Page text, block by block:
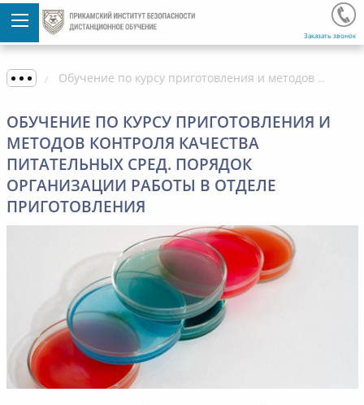
Заказать звонок
Обучение по курсу приготовления и методов контроля качества питательных сред. Порядок организации работы в отделе приготовления
ОБУЧЕНИЕ ПО КУРСУ ПРИГОТОВЛЕНИЯ И
МЕТОДОВ КОНТРОЛЯ КАЧЕСТВА
ПИТАТЕЛЬНЫХ СРЕД. ПОРЯДОК
ОРГАНИЗАЦИИ РАБОТЫ В ОТДЕЛЕ
ПРИГОТОВЛЕНИЯ